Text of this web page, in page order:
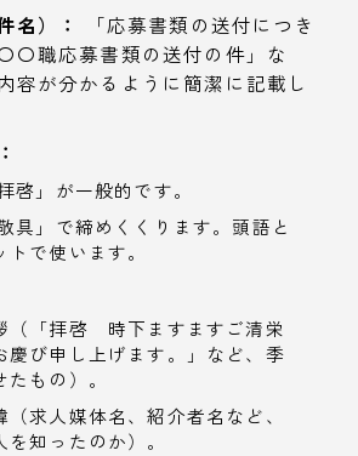
名）：
「応募書類の送付につき
〇職応募書類の送付の件」な
容が分かるように簡潔に記載し
啓」が一般的です。
具」で締めくくります。頭語と
で使います。
（「拝啓 時下ますますご清栄
慶び申し上げます。」など、季
もの）。
（求人媒体名、紹介者名など、
を知ったのか）。